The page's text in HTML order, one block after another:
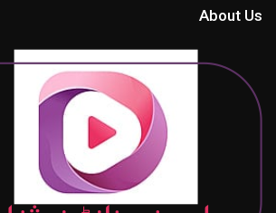
About Us